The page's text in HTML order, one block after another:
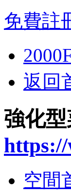
免費註
返回
強化
https://
空間